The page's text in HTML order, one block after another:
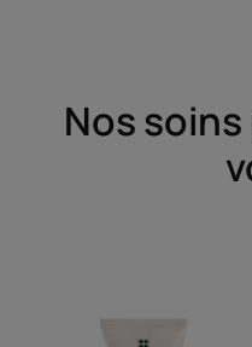
Nos
équilibrant